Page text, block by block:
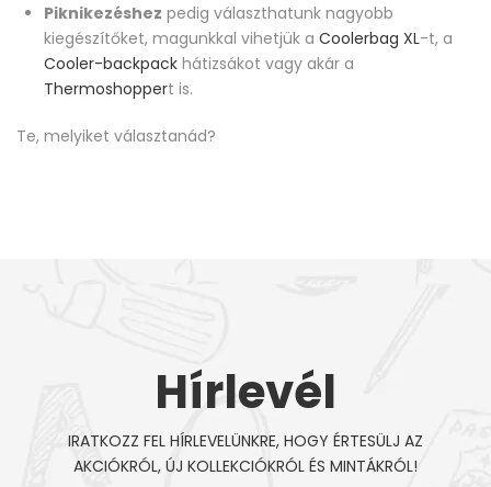
Piknikezéshez pedig választhatunk nagyobb
kiegészítőket, magunkkal vihetjük a Coolerbag XL-t, a
Cooler-backpack hátizsákot vagy akár a
Thermoshoppert is.
Te, melyiket választanád?
Hírlevél
IRATKOZZ FEL HÍRLEVELÜNKRE, HOGY ÉRTESÜLJ AZ
AKCIÓKRÓL, ÚJ KOLLEKCIÓKRÓL ÉS MINTÁKRÓL!